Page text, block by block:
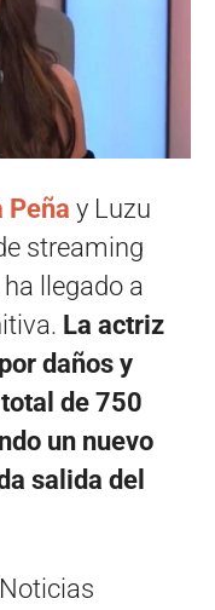
Peña y Luzu
streaming
llegado a
La actriz
daños y
de 750
un nuevo
salida del